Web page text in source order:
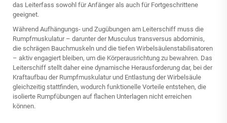
das Leiterfass sowohl für Anfänger als auch für Fortgeschrittene
geeignet.
Während Aufhängungs- und Zugübungen am Leiterschiff muss die
Rumpfmuskulatur – darunter der Musculus transversus abdominis,
die schrägen Bauchmuskeln und die tiefen Wirbelsäulenstabilisatoren
– aktiv engagiert bleiben, um die Körperausrichtung zu bewahren. Das
Leiterschiff stellt daher eine dynamische Herausforderung dar, bei der
Kraftaufbau der Rumpfmuskulatur und Entlastung der Wirbelsäule
gleichzeitig stattfinden, wodurch funktionelle Vorteile entstehen, die
isolierte Rumpfübungen auf flachen Unterlagen nicht erreichen
können.